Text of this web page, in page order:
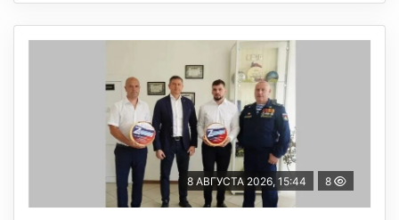
8 АВГУСТА 2026, 15:44 8